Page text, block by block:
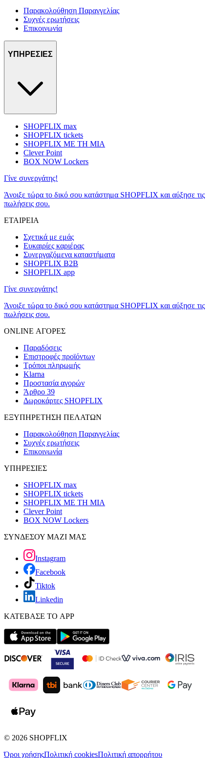
Παρακολούθηση Παραγγελίας
Συχνές ερωτήσεις
Επικοινωνία
ΥΠΗΡΕΣΙΕΣ
SHOPFLIX max
SHOPFLIX tickets
SHOPFLIX ΜΕ ΤΗ ΜΙΑ
Clever Point
BOX NOW Lockers
Γίνε συνεργάτης!
Άνοιξε τώρα το δικό σου κατάστημα SHOPFLIX και αύξησε τις
πωλήσεις σου.
ΕΤΑΙΡΕΙΑ
Σχετικά με εμάς
Ευκαιρίες καριέρας
Συνεργαζόμενα καταστήματα
SHOPFLIX B2B
SHOPFLIX app
Γίνε συνεργάτης!
Άνοιξε τώρα το δικό σου κατάστημα SHOPFLIX και αύξησε τις
πωλήσεις σου.
ONLINE ΑΓΟΡΕΣ
Παραδόσεις
Επιστροφές προϊόντων
Τρόποι πληρωμής
Klarna
Προστασία αγορών
Άρθρο 39
Δωροκάρτες SHOPFLIX
ΕΞΥΠΗΡΕΤΗΣΗ ΠΕΛΑΤΩΝ
Παρακολούθηση Παραγγελίας
Συχνές ερωτήσεις
Επικοινωνία
ΥΠΗΡΕΣΙΕΣ
SHOPFLIX max
SHOPFLIX tickets
SHOPFLIX ΜΕ ΤΗ ΜΙΑ
Clever Point
BOX NOW Lockers
ΣΥΝΔΕΣΟΥ ΜΑΖΙ ΜΑΣ
Instagram
Facebook
Tiktok
Linkedin
ΚΑΤΕΒΑΣΕ ΤΟ APP
© 2026 SHOPFLIX
Όροι χρήσηςΠολιτική cookiesΠολιτική απορρήτου